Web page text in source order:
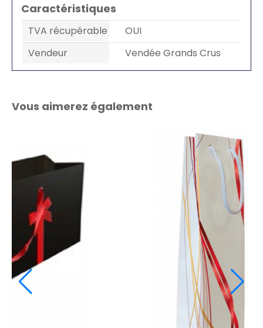
Caractéristiques
TVA récupérable
OUI
Vendeur
Vendée Grands Crus
Vous aimerez également